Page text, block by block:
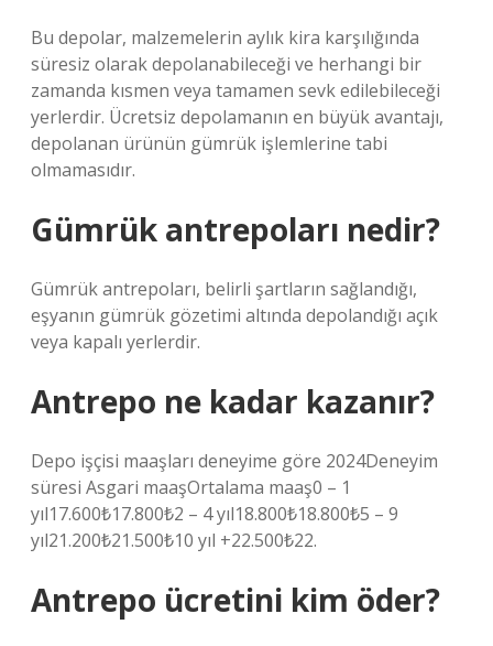
Bu depolar, malzemelerin aylık kira karşılığında
süresiz olarak depolanabileceği ve herhangi bir
zamanda kısmen veya tamamen sevk edilebileceği
yerlerdir. Ücretsiz depolamanın en büyük avantajı,
depolanan ürünün gümrük işlemlerine tabi
olmamasıdır.
Gümrük antrepoları nedir?
Gümrük antrepoları, belirli şartların sağlandığı,
eşyanın gümrük gözetimi altında depolandığı açık
veya kapalı yerlerdir.
Antrepo ne kadar kazanır?
Depo işçisi maaşları deneyime göre 2024Deneyim
süresi Asgari maaşOrtalama maaş0 – 1
yıl17.600₺17.800₺2 – 4 yıl18.800₺18.800₺5 – 9
yıl21.200₺21.500₺10 yıl +22.500₺22.
Antrepo ücretini kim öder?